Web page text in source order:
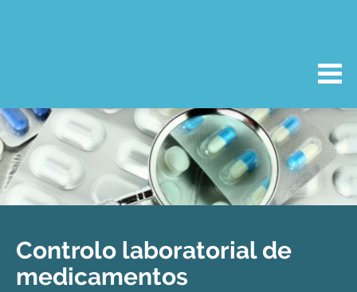
Controlo laboratorial de
medicamentos